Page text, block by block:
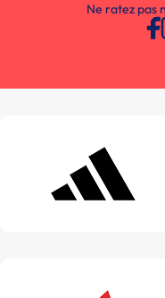
Ne ratez pas